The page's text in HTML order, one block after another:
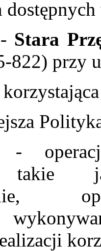
Stara
822) przy
-
takie